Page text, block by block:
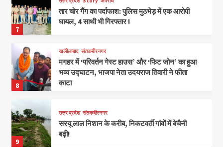
7
तार चोर गैंग का पर्दाफाश: पुलिस मुठभेड़ में एक आरोपी
घायल, 4 साथी भी गिरफ्तार !
8
खलीलाबाद संतकबीरनगर
मगहर में ‘परिवर्तन गेस्ट हाउस’ और ‘फिट जोन’ का हुआ
भव्य उद्घाटन, भाजपा नेता उदयराज तिवारी ने फीता
काटा
9
उत्तर प्रदेश संतकबीरनगर
सरयू लाल निशान के करीब, निकटवर्ती गांवों में बेचैनी
बढ़ी!